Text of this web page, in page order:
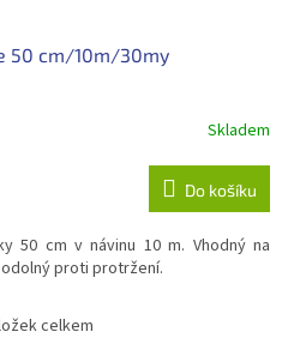
50 cm/10m/30my
Skladem
Do košíku
50 cm v návinu 10 m. Vhodný na
proti protržení.
Ocelkem